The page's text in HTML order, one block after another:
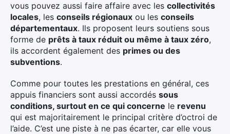
vous pouvez aussi faire affaire avec les collectivités
locales, les conseils régionaux ou les conseils
départementaux. Ils proposent leurs soutiens sous
forme de prêts à taux réduit ou même à taux zéro,
ils accordent également des primes ou des
subventions.
Comme pour toutes les prestations en général, ces
appuis financiers sont aussi accordés sous
conditions, surtout en ce qui concerne le revenu
qui est majoritairement le principal critère d’octroi de
l’aide. C’est une piste à ne pas écarter, car elle vous
Rechercher
: